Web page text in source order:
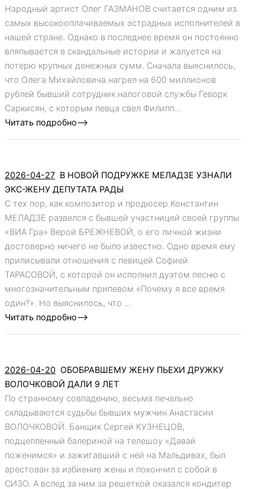
Народный артист Олег ГАЗМАНОВ считается одним из
самых высокооплачиваемых эстрадных исполнителей в
нашей стране. Однако в последнее время он постоянно
вляпывается в скандальные истории и жалуется на
потерю крупных денежных сумм. Сначала выяснилось,
что Олега Михайловича нагрел на 600 миллионов
рублей бывший сотрудник налоговой службы Геворк
Саркисян, с которым певца свел Филипп...
Читать подробно-->
2026-04-27 В НОВОЙ ПОДРУЖКЕ МЕЛАДЗЕ УЗНАЛИ
ЭКС-ЖЕНУ ДЕПУТАТА РАДЫ
С тех пор, как композитор и продюсер Константин
МЕЛАДЗЕ развелся с бывшей участницей своей группы
«ВИА Гра» Верой БРЕЖНЕВОЙ, о его личной жизни
достоверно ничего не было известно. Одно время ему
приписывали отношения с певицей Софией
ТАРАСОВОЙ, с которой он исполнил дуэтом песню с
многозначительным припевом «Почему я все время
один?». Но выяснилось, что ...
Читать подробно-->
2026-04-20 ОБОБРАВШЕМУ ЖЕНУ ПЬЕХИ ДРУЖКУ
ВОЛОЧКОВОЙ ДАЛИ 9 ЛЕТ
По странному совпадению, весьма печально
складываются судьбы бывших мужчин Анастасии
ВОЛОЧКОВОЙ. Банщик Сергей КУЗНЕЦОВ,
подцепленный балериной на телешоу «Давай
поженимся» и зажигавший с ней на Мальдивах, был
арестован за избиение жены и покончил с собой в
СИЗО. А вслед за ним за решеткой оказался кондитер